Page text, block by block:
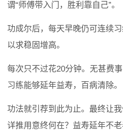
谓“师傅带入门，胜利靠自己”。
功成尔后，每天早晚仍可连续习
以求稳固增高。
每次只不过花20分钟。无甚费
习练能够延年益寿，百病清除。
功法就引荐到此为止。最终让我
详推用意终何在？益寿延年不老